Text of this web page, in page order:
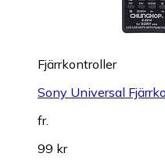
Fjärrkontroller
Sony Universal
fr.
99 kr